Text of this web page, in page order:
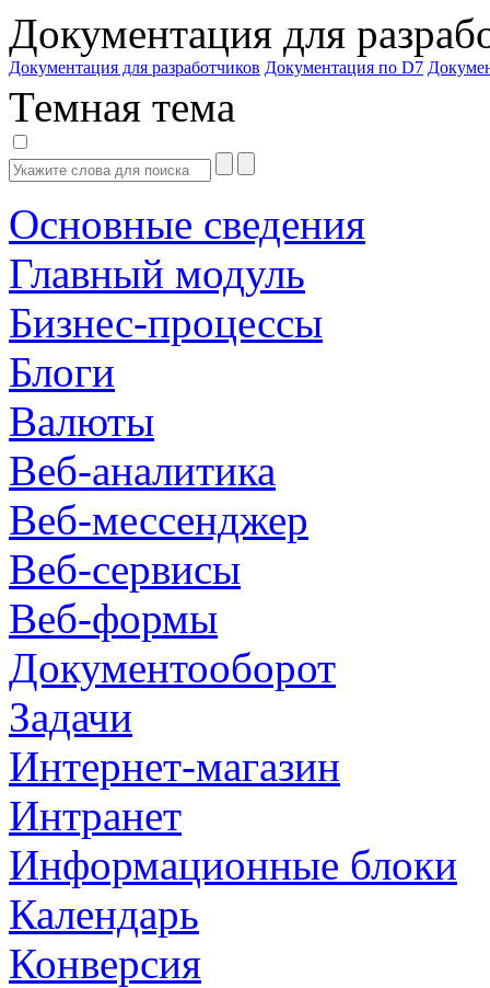
Документация для
Документация для разработчиков Документация по D7
Темная тема
Основные сведения
Главный модуль
Бизнес-процессы
Блоги
Валюты
Веб-аналитика
Веб-мессенджер
Веб-сервисы
Веб-формы
Документооборот
Задачи
Интернет-магазин
Интранет
Информационные блоки
Календарь
Конверсия